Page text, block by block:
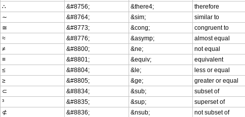
∴ &#8756; &there4;
therefore
∼
&#8764; &sim;
similar to
≅
&#8773; &cong;
congruent to
≈
&#8776; &asymp;
almost equal
≠
&#8800; &ne;
not equal
≡
&#8801; &equiv;
equivalent
≤
&#8804; &le;
less or equal
≥
&#8805; &ge;
greater or equal
⊂
&#8834; &sub;
subset of
³
&#8835; &sup;
superset of
⊄
&#8836; &nsub;
not subset of